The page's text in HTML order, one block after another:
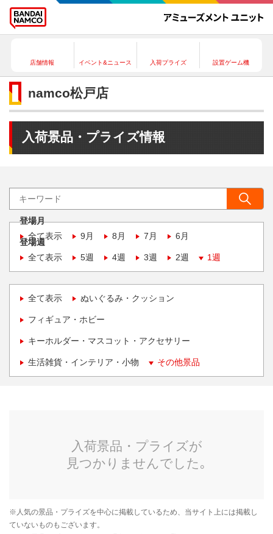
店舗情報 イベント&ニュース 入荷プライズ 設置ゲーム機
namco松戸店
入荷景品・プライズ情報
登場月
全て表示
9月 8月 7月 6月
登場週
全て表示
5週 4週 3週 2週 1週
全て表示 ぬいぐるみ・クッション
フィギュア・ホビー
キーホルダー・マスコット・アクセサリー
生活雑貨・インテリア・小物 その他景品